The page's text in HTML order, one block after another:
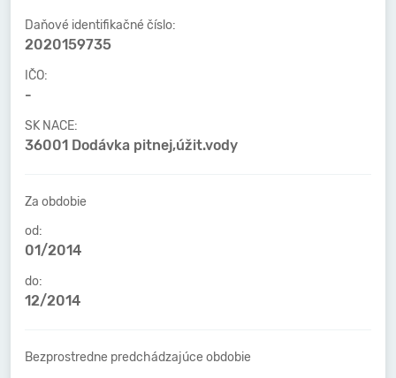
Daňové identifikačné číslo:
2020159735
IČO:
-
SK NACE:
36001 Dodávka pitnej,úžit.vody
Za obdobie
od:
01/2014
do:
12/2014
Bezprostredne predchádzajúce obdobie